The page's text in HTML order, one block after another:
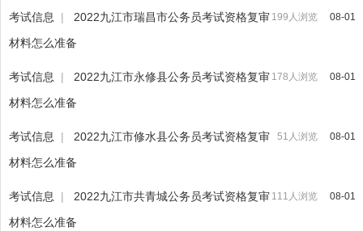
08-01
199人浏览
考试信息 |
2022九江市瑞昌市公务员考试资格复审
材料怎么准备
08-01
178人浏览
考试信息 |
2022九江市永修县公务员考试资格复审
材料怎么准备
08-01
51人浏览
考试信息 |
2022九江市修水县公务员考试资格复审
材料怎么准备
08-01
111人浏览
考试信息 |
2022九江市共青城公务员考试资格复审
材料怎么准备